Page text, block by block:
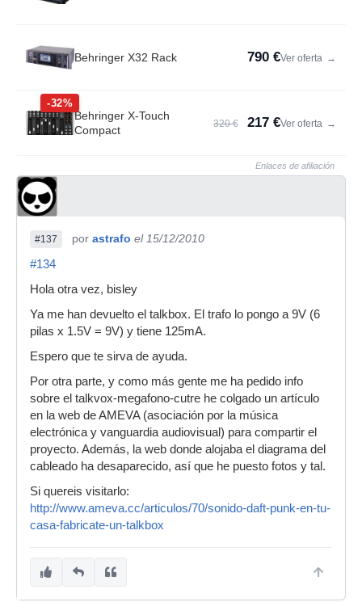
Behringer X32 Rack 790 €Ver oferta →
-32%
Behringer X-Touch
Compact
320 € 217 €Ver oferta →
Enlaces de afiliación
#137 por astrafo el 15/12/2010
#134
Hola otra vez, bisley
Ya me han devuelto el talkbox. El trafo lo pongo a 9V (6
pilas x 1.5V = 9V) y tiene 125mA.
Espero que te sirva de ayuda.
Por otra parte, y como más gente me ha pedido info
sobre el talkvox-megafono-cutre he colgado un artículo
en la web de AMEVA (asociación por la música
electrónica y vanguardia audiovisual) para compartir el
proyecto. Además, la web donde alojaba el diagrama del
cableado ha desaparecido, así que he puesto fotos y tal.
Si quereis visitarlo:
http://www.ameva.cc/articulos/70/sonido-daft-punk-en-tu-
casa-fabricate-un-talkbox